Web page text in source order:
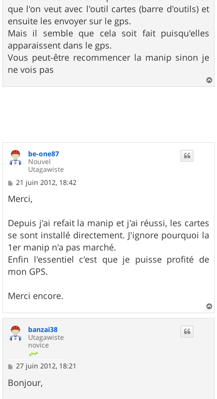
que l'on veut avec l'outil cartes (barre d'outils) et
ensuite les envoyer sur le gps.
Mais il semble que cela soit fait puisqu'elles
apparaissent dans le gps.
Vous peut-être recommencer la manip sinon je
ne vois pas
a
be-one87
Nouvel
Utagawiste
M
s
s
g
e
21 juin 2012, 18:42
Merci,
Depuis j'ai refait la manip et j'ai réussi, les cartes
se sont installé directement. J'ignore pourquoi la
1er manip n'a pas marché.
Enfin l'essentiel c'est que je puisse profité de
mon GPS.
Merci encore.
a
banzai38
Utagawiste
novice
M
s
s
27 juin 2012, 18:21
Bonjour,